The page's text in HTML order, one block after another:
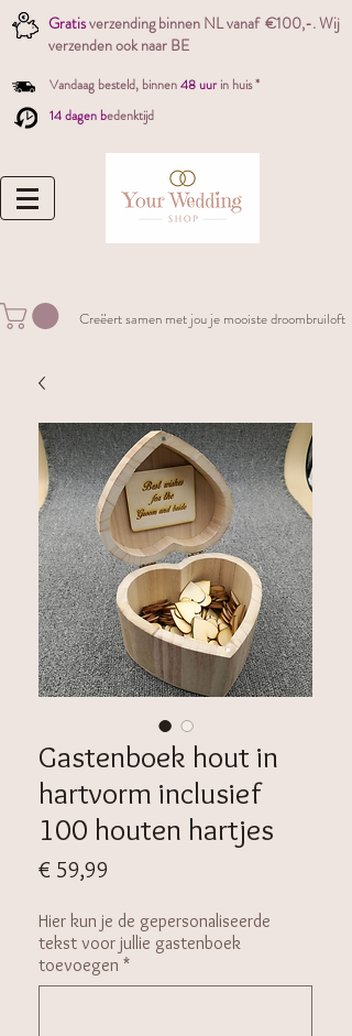
Gratisverzending binnen NL vanaf €100,-. Wij
verzenden ook naar BE
Vandaag besteld, binnen48 uur in huis *
14 dagen bedenktijd
Creëert samen met jou je mooiste droombruiloft
Gastenboek hout in
hartvorm inclusief
100 houten hartjes
€ 59,99
Hier kun je de gepersonaliseerde
tekst voor jullie gastenboek
toevoegen *